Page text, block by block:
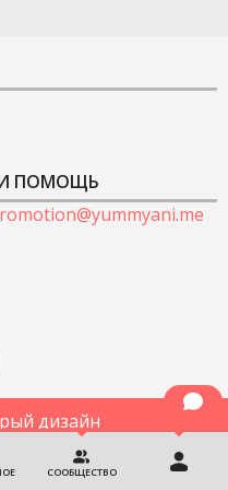
СООБЩЕСТВО
И ПОМОЩЬ
дизайн
Все права защищены